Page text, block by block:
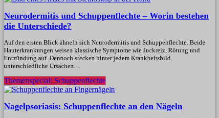
Neurodermitis und Schuppenflechte – Worin bestehen
die Unterschiede?
Auf den ersten Blick ähneln sich Neurodermitis und Schuppenflechte. Beide
Hauterkrankungen weisen klassische Symptome wie Juckreiz, Rötung und
Entzündung auf. Dennoch stecken hinter jedem Krankheitsbild
unterschiedliche Ursachen…
Themenspecial: Schuppenflechte
Nagelpsoriasis: Schuppenflechte an den Nägeln